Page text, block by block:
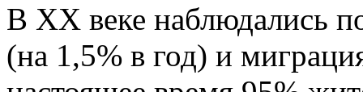
В ХХ веке наблюдались
(на 1,5% в год) и